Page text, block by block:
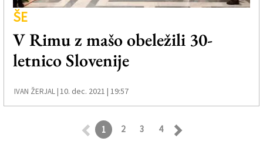
ŠE
V Rimu z mašo obeležili 30-
letnico Slovenije
IVAN ŽERJAL | 10. dec. 2021 | 19:57
1 2 3 4